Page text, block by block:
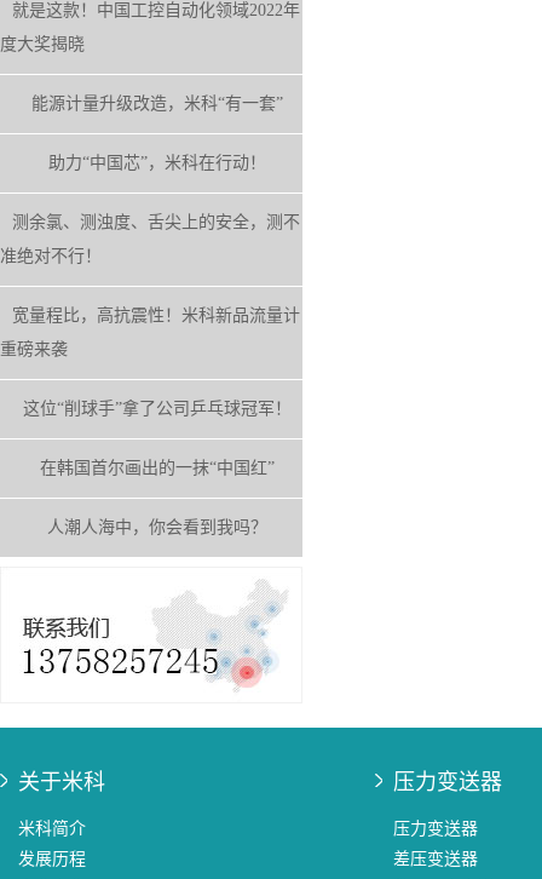
就是这款！中国工控自动化领域2022年
度大奖揭晓
能源计量升级改造，米科“有一套”
助力“中国芯”，米科在行动！
测余氯、测浊度、舌尖上的安全，测不
准绝对不行！
宽量程比，高抗震性！米科新品流量计
重磅来袭
这位“削球手”拿了公司乒乓球冠军！
在韩国首尔画出的一抹“中国红”
人潮人海中，你会看到我吗？
关于米科
米科简介
发展历程
压力变送器
压力变送器
差压变送器